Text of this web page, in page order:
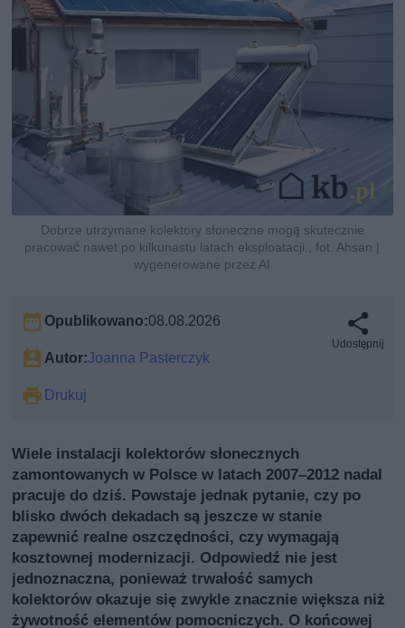
Dobrze utrzymane kolektory słoneczne mogą skutecznie
pracować nawet po kilkunastu latach eksploatacji., fot. Ahsan |
wygenerowane przez AI
Opublikowano:08.08.2026
Autor:Joanna Pasterczyk
Drukuj
Udostępnij
Wiele instalacji kolektorów słonecznych
zamontowanych w Polsce w latach 2007–2012 nadal
pracuje do dziś. Powstaje jednak pytanie, czy po
blisko dwóch dekadach są jeszcze w stanie
zapewnić realne oszczędności, czy wymagają
kosztownej modernizacji. Odpowiedź nie jest
jednoznaczna, ponieważ trwałość samych
kolektorów okazuje się zwykle znacznie większa niż
żywotność elementów pomocniczych. O końcowej